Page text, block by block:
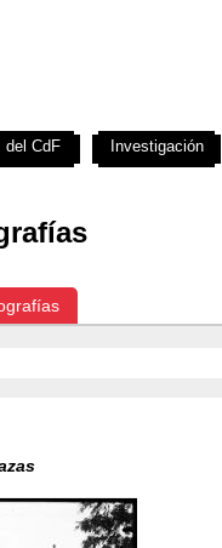
del CdF Investigación